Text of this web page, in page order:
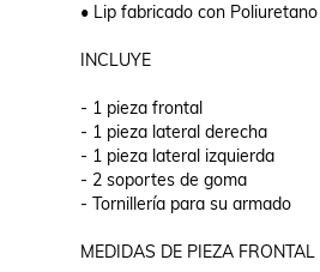
• Lip fabricado con Poliuretano
INCLUYE
- 1 pieza frontal
- 1 pieza lateral derecha
- 1 pieza lateral izquierda
- 2 soportes de goma
- Tornillería para su armado
MEDIDAS DE PIEZA